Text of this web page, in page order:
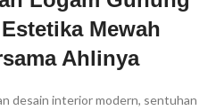
Mewah
Ahlinya
desain interior modern, sentuhan